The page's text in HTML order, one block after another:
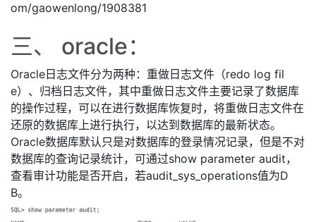
om/gaowenlong/1908381
三、 oracle：
Oracle日志文件分为两种：重做日志文件（redo log fil
e）、归档日志文件，其中重做日志文件主要记录了数据库
的操作过程，可以在进行数据库恢复时，将重做日志文件在
还原的数据库上进行执行，以达到数据库的最新状态。
Oracle数据库默认只是对数据库的登录情况记录，但是不对
数据库的查询记录统计，可通过show parameter audit，
查看审计功能是否开启，若audit_sys_operations值为D
B。